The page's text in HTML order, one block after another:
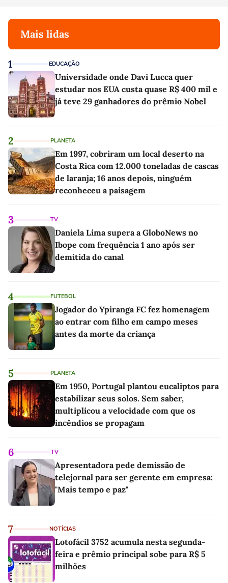
Mais lidas
1 EDUCAÇÃO
Universidade onde Davi Lucca quer
estudar nos EUA custa quase R$ 400 mil e
já teve 29 ganhadores do prêmio Nobel
2 PLANETA
Em 1997, cobriram um local deserto na
Costa Rica com 12.000 toneladas de cascas
de laranja; 16 anos depois, ninguém
reconheceu a paisagem
3 TV
Daniela Lima supera a GloboNews no
Ibope com frequência 1 ano após ser
demitida do canal
4 FUTEBOL
Jogador do Ypiranga FC fez homenagem
ao entrar com filho em campo meses
antes da morte da criança
5 PLANETA
Em 1950, Portugal plantou eucaliptos para
estabilizar seus solos. Sem saber,
multiplicou a velocidade com que os
incêndios se propagam
6 TV
Apresentadora pede demissão de
telejornal para ser gerente em empresa:
"Mais tempo e paz"
7 NOTÍCIAS
Lotofácil 3752 acumula nesta segunda-
feira e prêmio principal sobe para R$ 5
milhões